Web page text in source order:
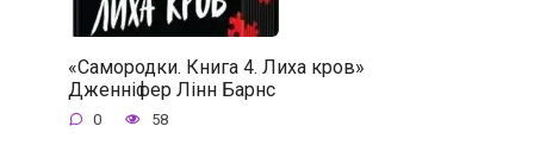
«Самородки. Книга 4. Лиха кров»
Дженніфер Лінн Барнс
0 58